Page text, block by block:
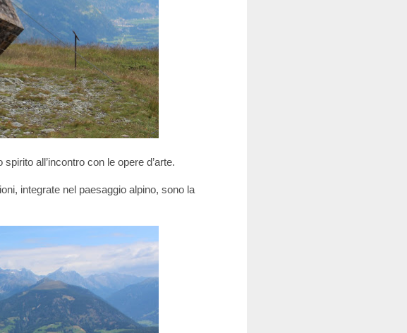
all’incontro con le opere d’arte.
integrate nel paesaggio alpino, sono la